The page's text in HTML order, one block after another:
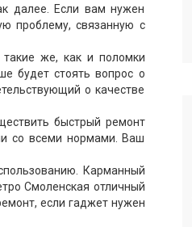
далее. Если вам нужен
проблему, связанную с
же, как и поломки
будет стоять вопрос о
о качестве
быстрый ремонт
со всеми нормами. Ваш
Карманный
Смоленская отличный
если гаджет нужен